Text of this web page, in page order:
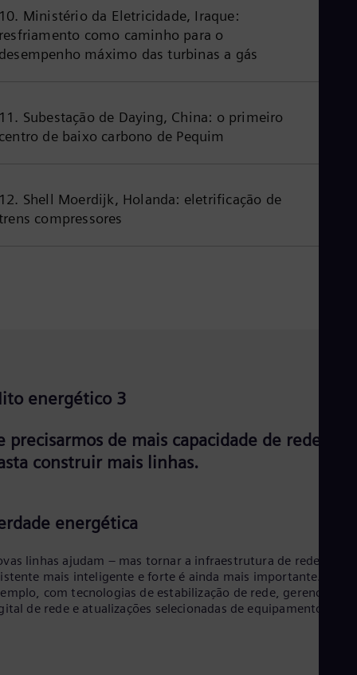
Ministério da Eletricidade, Iraque:
como caminho para o
máximo das turbinas a gás
Subestação de Daying, China: o primeiro
de baixo carbono de Pequim
Shell Moerdijk, Holanda: eletrificação de
compressores
energético 3
precisarmos de mais capacidade de rede,
construir mais linhas.
energética
linhas ajudam – mas tornar a infraestrutura de rede
mais inteligente e forte é ainda mais importante. Por
com tecnologias de estabilização de rede,
de rede e atualizações selecionadas de equipamentos.